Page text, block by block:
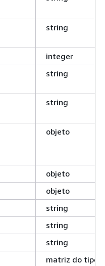
string
integer
string
string
objeto
objeto
objeto
string
string
string
matriz do tipo